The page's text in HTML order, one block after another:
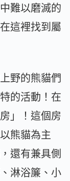
難以磨滅的
這裡找到屬
野的熊貓們
的活動！在
」！這個房
熊貓為主
還有兼具側
淋浴簾、小